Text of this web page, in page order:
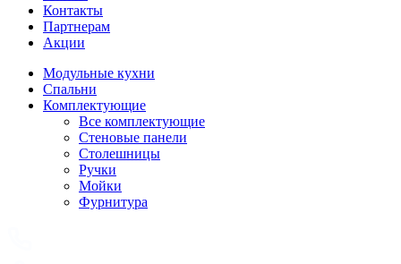
Контакты
Партнерам
Акции
Модульные кухни
Спальни
Комплектующие
Все комплектующие
Стеновые панели
Столешницы
Ручки
Мойки
Фурнитура